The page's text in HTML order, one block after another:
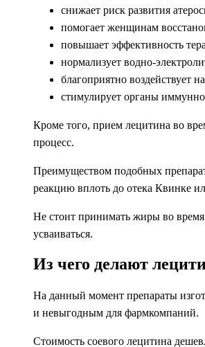
снижает риск развития
помогает женщинам
повышает эффективность
нормализует водно-
благоприятно воздействует
стимулирует органы
Кроме того, прием лецитина во
процесс.
Преимуществом подобных
реакцию вплоть до отека Квинке
Не стоит принимать жиры во время
усваиваться.
Из чего делают
На данный момент препараты
и невыгодным для фармкомпаний.
Стоимость соевого лецитина